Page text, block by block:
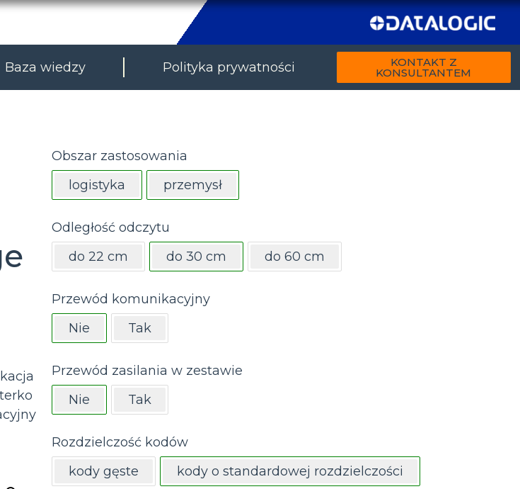
Baza wiedzy Polityka prywatności KONTAKT Z
KONSULTANTEM
Obszar zastosowania
logistyka
przemysł
Odległość odczytu
do 22 cm
do 30 cm do 60 cm
Przewód komunikacyjny
Nie
Tak
Przewód zasilania w zestawie
Nie
Tak
Rozdzielczość kodów
kody gęste
kody o standardowej rozdzielczości